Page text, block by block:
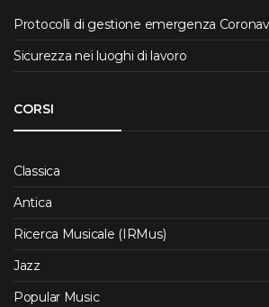
Protocolli di gestione emergenza
Sicurezza nei luoghi di lavoro
CORSI
Classica
Antica
Ricerca Musicale (IRMus)
Jazz
Popular Music